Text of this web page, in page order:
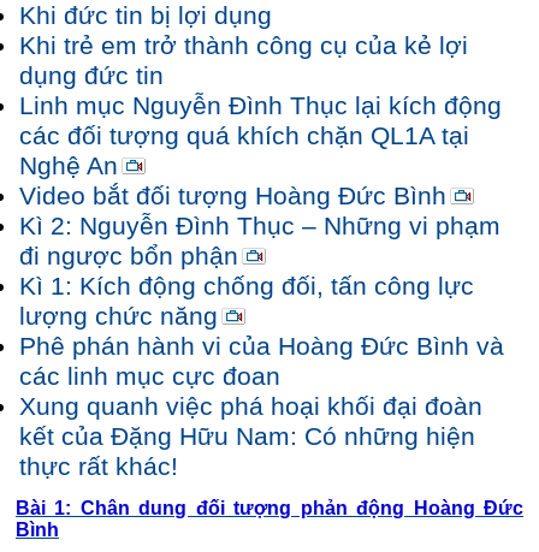
Khi đức tin bị lợi dụng
Khi trẻ em trở thành công cụ của kẻ lợi
dụng đức tin
Linh mục Nguyễn Đình Thục lại kích động
các đối tượng quá khích chặn QL1A tại
Nghệ An
Video bắt đối tượng Hoàng Đức Bình
Kì 2: Nguyễn Đình Thục – Những vi phạm
đi ngược bổn phận
Kì 1: Kích động chống đối, tấn công lực
lượng chức năng
Phê phán hành vi của Hoàng Đức Bình và
các linh mục cực đoan
Xung quanh việc phá hoại khối đại đoàn
kết của Đặng Hữu Nam: Có những hiện
thực rất khác!
Bài 1: Chân dung đối tượng phản động Hoàng Đức
Bình